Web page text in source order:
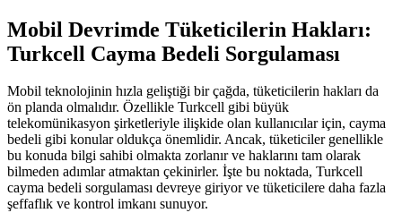
Mobil Devrimde Tüketicilerin Hakları:
Turkcell Cayma Bedeli Sorgulaması
Mobil teknolojinin hızla geliştiği bir çağda, tüketicilerin hakları da
ön planda olmalıdır. Özellikle Turkcell gibi büyük
telekomünikasyon şirketleriyle ilişkide olan kullanıcılar için, cayma
bedeli gibi konular oldukça önemlidir. Ancak, tüketiciler genellikle
bu konuda bilgi sahibi olmakta zorlanır ve haklarını tam olarak
bilmeden adımlar atmaktan çekinirler. İşte bu noktada, Turkcell
cayma bedeli sorgulaması devreye giriyor ve tüketicilere daha fazla
şeffaflık ve kontrol imkanı sunuyor.